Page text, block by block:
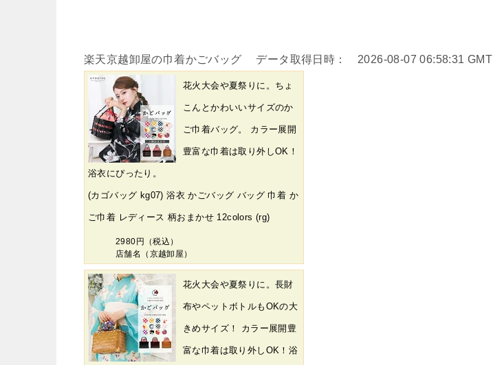
楽天京越卸屋の巾着かごバッグ データ取得日時： 2026-08-07 06:58:31 GMT
花火大会や夏祭りに。ちょ
こんとかわいいサイズのか
ご巾着バッグ。 カラー展開
豊富な巾着は取り外しOK！
浴衣にぴったり。
(カゴバッグ kg07) 浴衣 かごバッグ バッグ 巾着 か
ご巾着 レディース 柄おまかせ 12colors (rg)
2980円（税込）
店舗名（京越卸屋）
花火大会や夏祭りに。長財
布やペットボトルもOKの大
きめサイズ！ カラー展開豊
富な巾着は取り外しOK！浴